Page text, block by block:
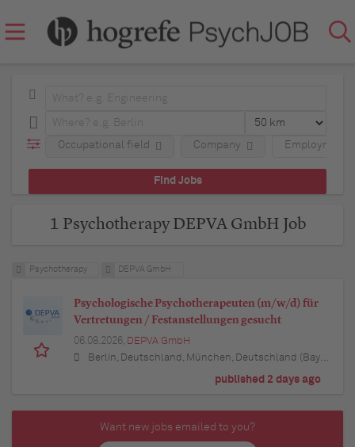
Occupational field Employment
Company
1 Psychotherapy DEPVA GmbH Job
Psychotherapy DEPVA GmbH
Psychologische Psychotherapeuten (m/w/d) für
Vertretungen / Festanstellungen gesucht
06.08.2026, DEPVA GmbH
Berlin, Deutschland, München, Deutschland (Bayern), Hamburg, Deutschland, Düsseldorf, Deutschland (Nordrhein-Westfalen), Köln, Deutschland (Nordrhein-Westfalen), Essen, Deutschland (Nordrhein-Westfalen), Dortmund, Deutschland (Nordrhein-Westfalen), Stuttgart, Deutschland (Baden-Württemberg), Heilbronn, Deutschland (Baden-Württemberg), Hannover, Deutschland (Niedersachsen), Rostock, Deutschland (Mecklenburg-Vorpommern), Kiel, Deutschland (Schleswig-Holstein), Augsburg, Deutschland (Bayern), Nürnberg, Deutschland (Bayern), Frankfurt am Main, Deutschland (Hessen), Bremen, Deutschland, Schwerin, Deutschland (Mecklenburg-Vorpommern), Mainz, Deutschland (Rheinland-Pfalz), Saarbrücken, Deutschland (Saarland), Dresden, Deutschland (Sachsen), Magdeburg, Deutschland (Sachsen-Anhalt), Potsdam, Deutschland (Brandenburg), Erfurt, Deutschland (Thüringen), Würzburg, Deutschland (Bayern), Heilbronn, Deutschland (Baden-Württemberg), Leipzig, Deutschland (Sachsen)
published 2 days ago
Want new jobs emailed to you?